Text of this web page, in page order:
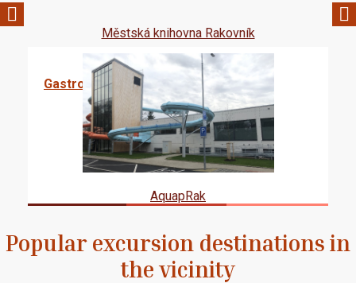
Gastronomy
Městská knihovna Rakovník
AquapRak
Popular excursion destinations in
the vicinity